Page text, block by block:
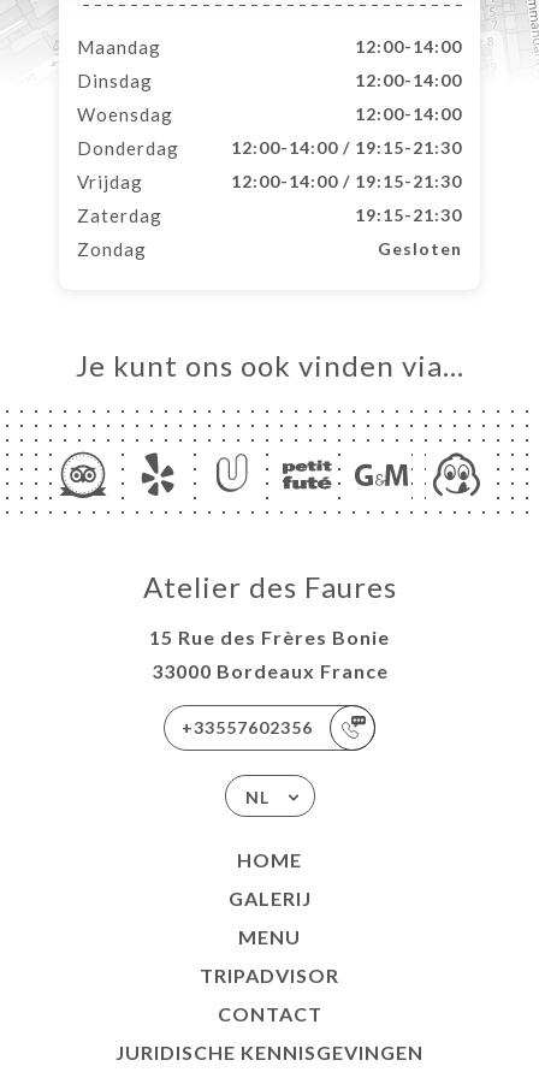
Maandag 12:00-14:00
Dinsdag 12:00-14:00
Woensdag 12:00-14:00
Donderdag 12:00-14:00 / 19:15-21:30
Vrijdag 12:00-14:00 / 19:15-21:30
Zaterdag 19:15-21:30
Zondag Gesloten
Je kunt ons ook vinden via…
Atelier des Faures
15 Rue des Frères Bonie
33000 Bordeaux France
+33557602356
NL
HOME
GALERIJ
MENU
TRIPADVISOR
CONTACT
JURIDISCHE KENNISGEVINGEN